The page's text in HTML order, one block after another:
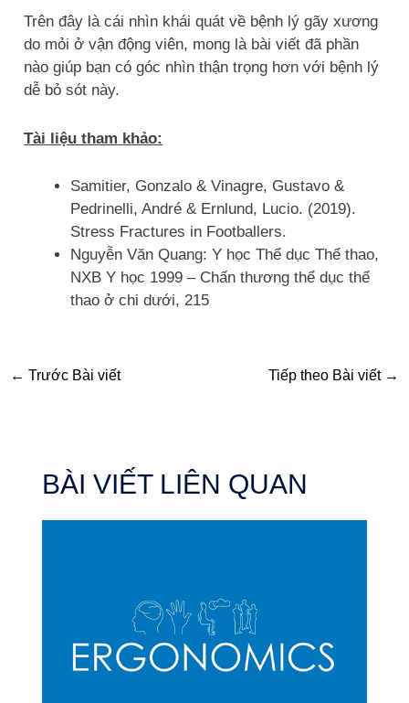
Trên đây là cái nhìn khái quát về bệnh lý gãy xương
do mỏi ở vận động viên, mong là bài viết đã phần
nào giúp bạn có góc nhìn thận trọng hơn với bệnh lý
dễ bỏ sót này.
Tài liệu tham khảo:
Samitier, Gonzalo & Vinagre, Gustavo &
Pedrinelli, André & Ernlund, Lucio. (2019).
Stress Fractures in Footballers.
Nguyễn Văn Quang: Y học Thể dục Thể thao,
NXB Y học 1999 – Chấn thương thể dục thể
thao ở chi dưới, 215
← Trước Bài viết Tiếp theo Bài viết →
BÀI VIẾT LIÊN QUAN